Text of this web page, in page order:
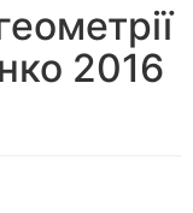
i
o
n
2016